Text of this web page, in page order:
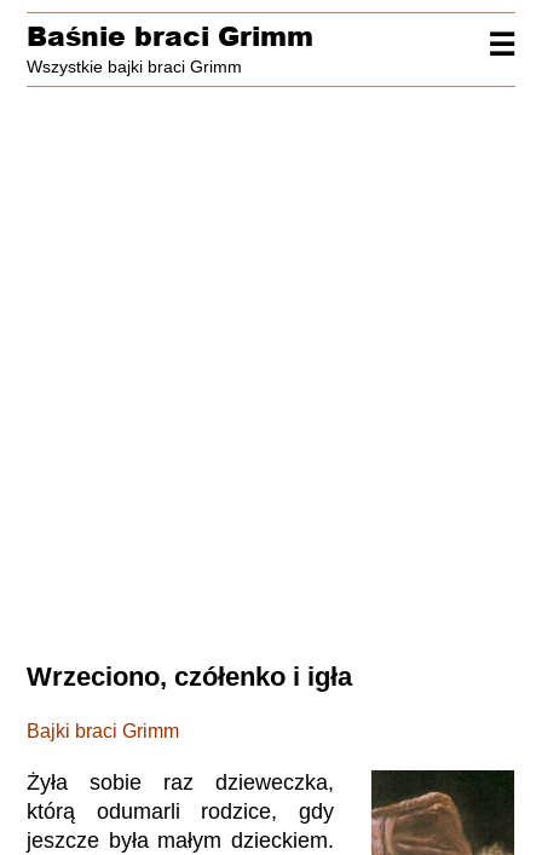
☰
Baśnie braci Grimm
Wszystkie bajki braci Grimm
Wrzeciono, czółenko i igła
Bajki braci Grimm
Żyła sobie raz dzieweczka,
którą odumarli rodzice, gdy
jeszcze była małym dzieckiem.